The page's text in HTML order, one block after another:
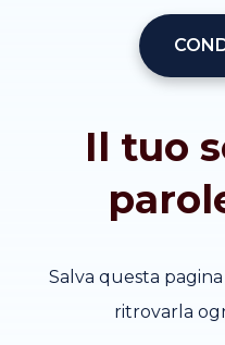
Il tuo
Salva questa pagina
ritrovarla